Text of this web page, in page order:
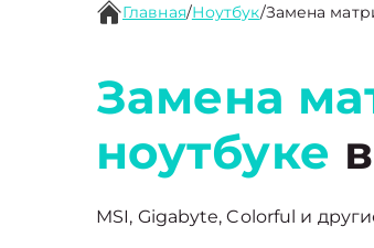
Главная/Ноутбук/Замена
Замена
ноутбуке
MSI, Gigabyte, Colorful и